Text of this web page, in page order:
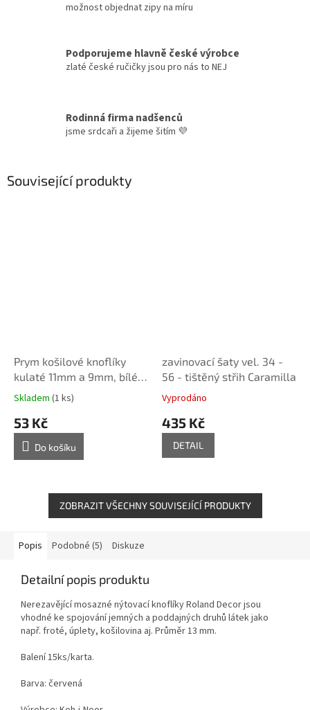
možnost objednat zipy na míru
Podporujeme hlavně české výrobce
zlaté české ručičky jsou pro nás to NEJ
Rodinná firma nadšenců
jsme srdcaři a žijeme šitím 💜
Související produkty
Prym košilové knoflíky
kulaté 11mm a 9mm, bílé,
černé, 20 ks
Skladem (1 ks)
53 Kč
Do košíku
zavinovací šaty vel. 34 -
56 - tištěný střih Caramilla
Vyprodáno
435 Kč
DETAIL
ZOBRAZIT VŠECHNY SOUVISEJÍCÍ PRODUKTY
Popis Podobné (5) Diskuze
Detailní popis produktu
Nerezavějící mosazné nýtovací knoflíky Roland Decor jsou
vhodné ke spojování jemných a poddajných druhů látek jako
např. froté, úplety, košilovina aj. Průměr 13 mm.
Balení 15ks/karta.
Barva: červená